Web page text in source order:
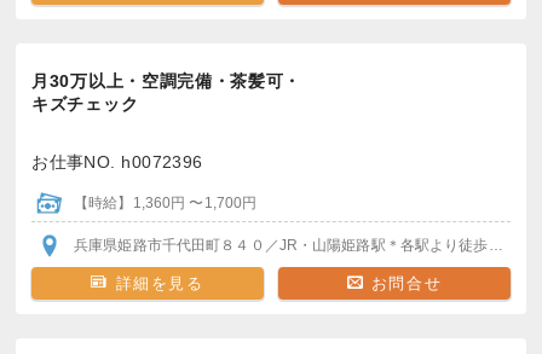
月30万以上・空調完備・茶髪可・
キズチェック
お仕事NO. h0072396
【時給】1,360円 〜1,700円
兵庫県姫路市千代田町８４０ ／JR・山陽姫路駅 ＊各駅より徒歩通勤OK
詳細を見る お問合せ